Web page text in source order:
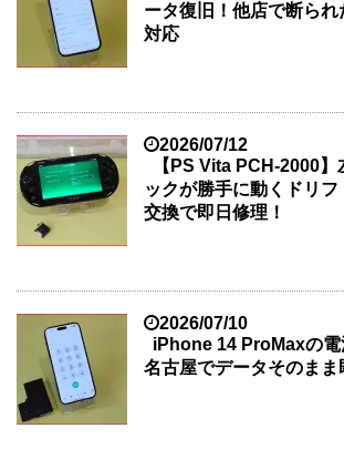
ータ復旧！他店で断られ
対応
2026/07/12
【PS Vita PCH-2000
ックが勝手に動くドリ
交換で即日修理！
2026/07/10
iPhone 14 ProMaxの電
名古屋でデータそのまま